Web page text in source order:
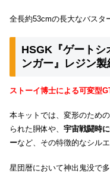
全長約53cmの長大なバスタ
HSGK『ゲートシ
ンガー』レジン
ストーイ博士による可変型
本キットでは、変形のため
られた胴体や、 宇宙戦闘時
ーなど、その特徴的なシル
星団暦において神出鬼没で